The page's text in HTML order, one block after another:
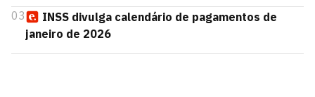
03
INSS divulga calendário de pagamentos de
janeiro de 2026